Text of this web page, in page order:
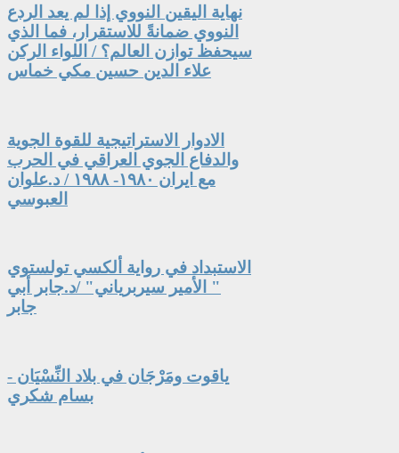
نهاية اليقين النووي إذا لم يعد الردع
النووي ضمانةً للاستقرار، فما الذي
سيحفظ توازن العالم؟ / اللواء الركن
علاء الدين حسين مكي خماس
الادوار الاستراتيجية للقوة الجوية
والدفاع الجوي العراقي في الحرب
مع ايران ١٩٨٠- ١٩٨٨ / د.علوان
العبوسي
الاستبداد في رواية ألكسي تولستوي
" الأمير سيربرياني" /د.جابر أبي
جابر
ياقوت ومَرْجَان في بلاد النِّسْيَان -
بسام شكري